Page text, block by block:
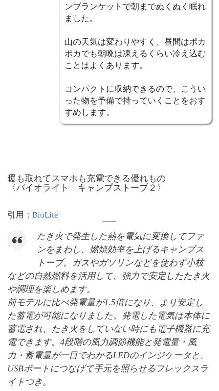
ンブランケットで朝までぬくぬく眠れ
ました。
山の天気は変わりやすく、昼間はポカ
ポカでも朝晩は凍えるくらい冷え込む
ことはよくあります。
コンパクトに収納できるので、こうい
った物を予備で持っていくことをおす
すめします。
暖も取れてスマホも充電できる優れもの
〈バイオライト キャンプストーブ２〉
引用； BioLite
たき火で発生した熱を電気に変換してファ
ンをまわし、燃焼効率を上げるキャンプス
トーブ。ガスやガソリンなどを使わず小枝
などの自然燃料を活用して、強力で安定したたき火
や調理を楽しめます。
前モデルに比べ発電量が1.5倍になり、より安定し
た蓄電が可能になりました。発電した電気は本体に
蓄電され、たき火をしていない時にも電子機器に充
電できます。4段階の風力調節機能と発電量・風
力・蓄電量が一目でわかるLEDのインジケータと、
USBポートにつなげて手元を照らせるフレックスラ
イトつき。